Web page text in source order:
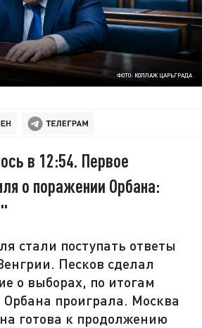
ФОТО: КОЛЛАЖ ЦАРЬГРАДА
в 12:54. Первое
о поражении Орбана:
стали поступать ответы
Песков сделал
о выборах, по итогам
Орбана проиграла. Москва
готова к продолжению